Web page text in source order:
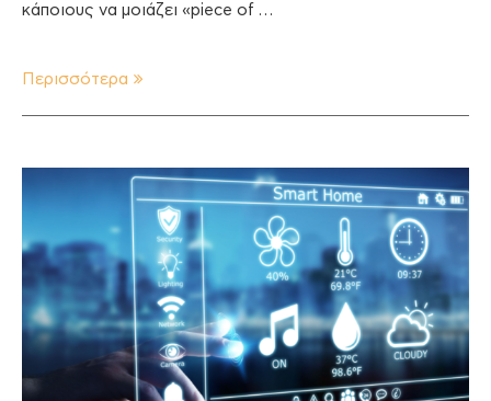
κάποιους να μοιάζει «piece of …
Περισσότερα